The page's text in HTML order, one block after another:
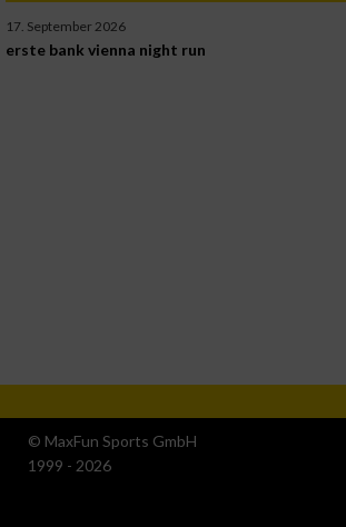
17. September 2026
erste bank vienna night run
© MaxFun Sports GmbH
1999 - 2026